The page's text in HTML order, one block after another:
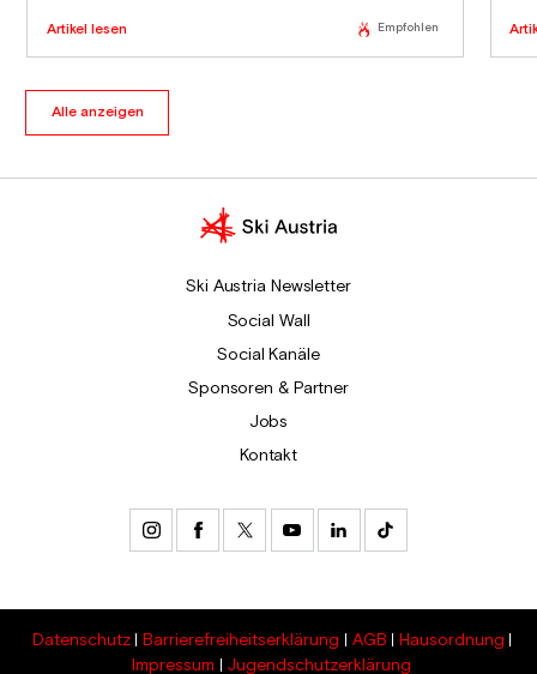
Artikel lesen Empfohlen
Alle anzeigen
Ski Austria Newsletter
Social Wall
Social Kanäle
Sponsoren & Partner
Jobs
Kontakt
Datenschutz Barrierefreiheitserklärung AGB
Hausordnung
Impressum
Jugendschutzerklärung